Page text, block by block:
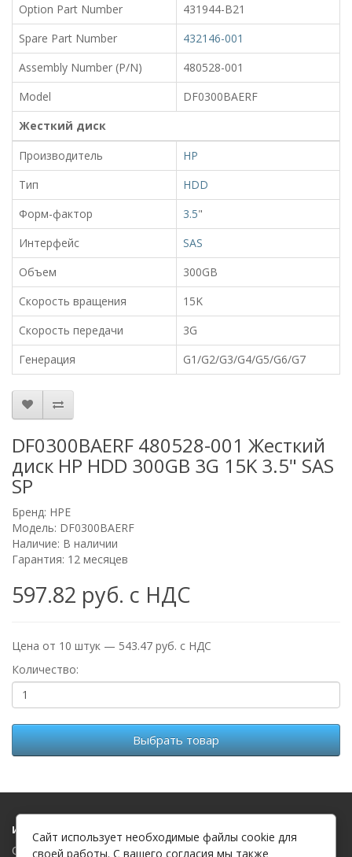
Option Part Number
431944-B21
Spare Part Number
432146-001
Assembly Number (P/N)
480528-001
Model
DF0300BAERF
Жесткий диск
Производитель
HP
Тип
HDD
Форм-фактор
3.5"
Интерфейс
SAS
Объем
300GB
Скорость вращения
15K
Скорость передачи
3G
Генерация
G1/G2/G3/G4/G5/G6/G7
DF0300BAERF 480528-001 Жесткий
диск HP HDD 300GB 3G 15K 3.5" SAS
SP
Бренд: HPE
Модель: DF0300BAERF
Наличие: В наличии
Гарантия: 12 месяцев
597.82 руб. с НДС
Цена от 10 штук — 543.47 руб. с НДС
Количество:
Выбрать товар
Информация
О компании
Сайт использует необходимые файлы cookie для
своей работы. С вашего согласия мы также